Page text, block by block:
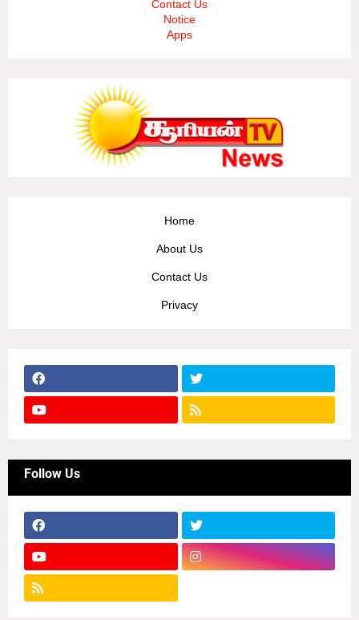
Contact Us
Notice
Apps
Home
About Us
Contact Us
Privacy
Follow Us